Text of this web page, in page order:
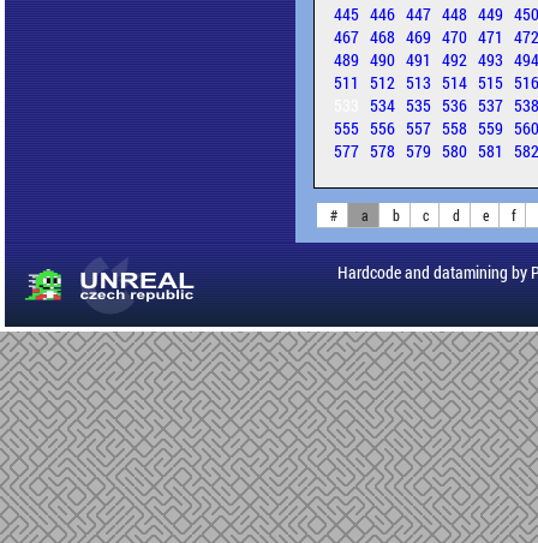
445 446 447 448 449
467 468 469 470 471
489 490 491 492 493
511 512 513 514 515
534 535 536 537
555 556 557 558 559
577 578 579 580 581
# a b c d e f
Hardcode and datamining by